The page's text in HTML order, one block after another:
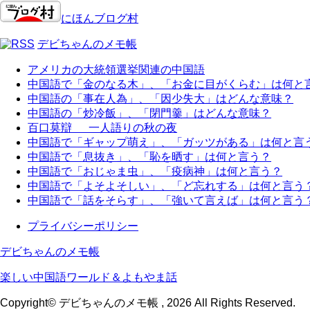
にほんブログ村
デビちゃんのメモ帳
アメリカの大統領選挙関連の中国語
中国語で「金のなる木」、「お金に目がくらむ」は何と
中国語の「事在人為」、「因少失大」はどんな意味？
中国語の「炒冷飯」、「閉門羹」はどんな意味？
百口莫辯 一人語りの秋の夜
中国語で「ギャップ萌え」、「ガッツがある」は何と言
中国語で「息抜き」、「恥を晒す」は何と言う？
中国語で「おじゃま虫」、「疫病神」は何と言う？
中国語で「よそよそしい」、「ど忘れする」は何と言う
中国語で「話をそらす」、「強いて言えば」は何と言う
プライバシーポリシー
デビちゃんのメモ帳
楽しい中国語ワールド＆よもやま話
Copyright© デビちゃんのメモ帳 , 2026 All Rights Reserved.